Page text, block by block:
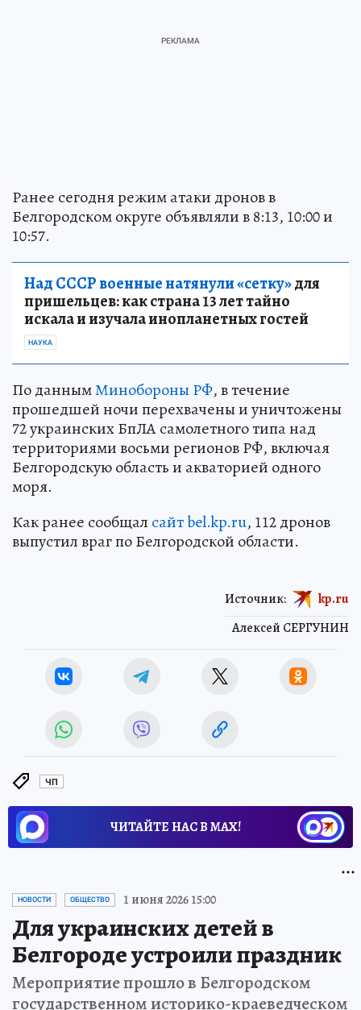
Ранее сегодня режим атаки дронов в
Белгородском округе объявляли в 8:13, 10:00 и
10:57.
Над СССР военные натянули «сетку»для
пришельцев: как страна 13 лет тайно
искала и изучала инопланетных гостей
НАУКА
По даннымМинобороны РФ, в течение
прошедшей ночи перехвачены и уничтожены
72 украинских БпЛА самолетного типа над
территориями восьми регионов РФ, включая
Белгородскую область и акваторией одного
моря.
Как ранее сообщал сайт bel.kp.ru, 112 дронов
выпустил враг по Белгородской области.
Алексей СЕРГУНИН
Источник: kp.ru
ЧП
ЧИТАЙТЕ НАС В МАХ!
НОВОСТИ ОБЩЕСТВО 1 июня 2026 15:00
Для украинских детей в
Белгороде устроили праздник
Мероприятие прошло в Белгородском
государственном историко-краеведческом